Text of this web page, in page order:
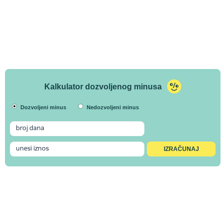
Kalkulator dozvoljenog minusa
Dozvoljeni minus Nedozvoljeni minus